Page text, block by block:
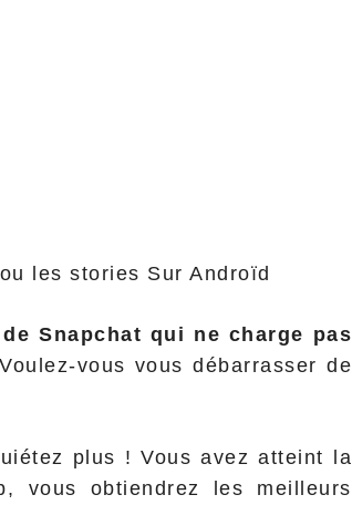
Snapchat qui ne charge pas
vous vous débarrasser de
plus ! Vous avez atteint la
vous obtiendrez les meilleurs